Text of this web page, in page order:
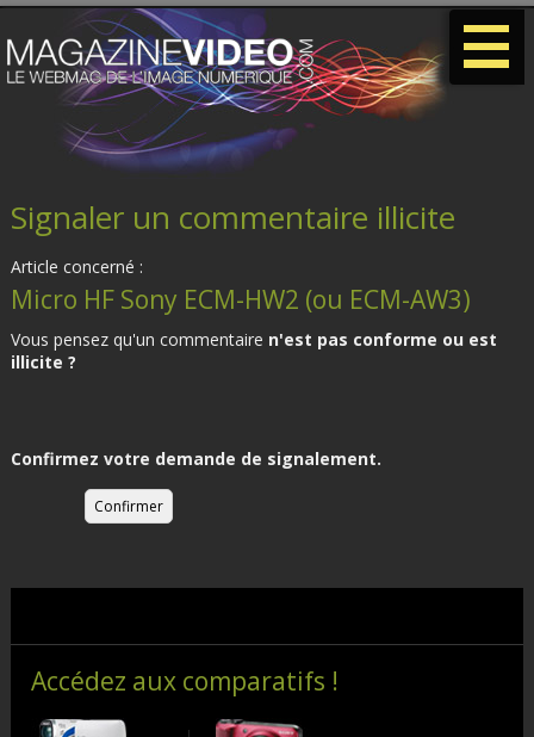
Signaler un commentaire illicite
Article concerné :
Micro HF Sony ECM-HW2 (ou ECM-AW3)
Vous pensez qu'un commentaire n'est pas conforme ou est
illicite ?
Confirmez votre demande de signalement.
Accédez aux comparatifs !
-
-
-